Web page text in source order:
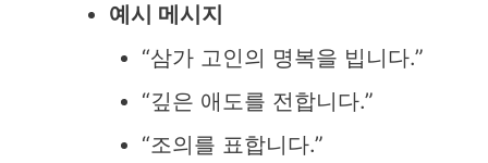
예시 메시지
“삼가 고인의 명복을 빕니다.”
“깊은 애도를 전합니다.”
“조의를 표합니다.”